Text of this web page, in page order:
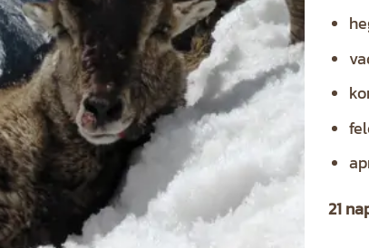
21